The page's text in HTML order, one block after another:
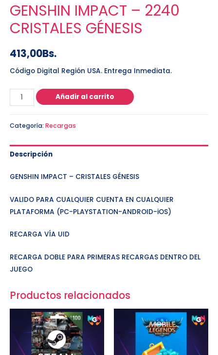
GENSHIN IMPACT – 2240
CRISTALES GÉNESIS
413,00Bs.
Código Digital Región USA. Entrega Inmediata.
Añadir al carrito
Categoría: Recargas
Descripción
GENSHIN IMPACT – CRISTALES GÉNESIS
VALIDO PARA CUALQUIER CUENTA EN CUALQUIER
PLATAFORMA (PC-PLAYSTATION-ANDROID-iOS)
RECARGA VÍA UID
RECARGA DOBLE PARA PRIMERAS RECARGAS DENTRO DEL
JUEGO
Productos relacionados